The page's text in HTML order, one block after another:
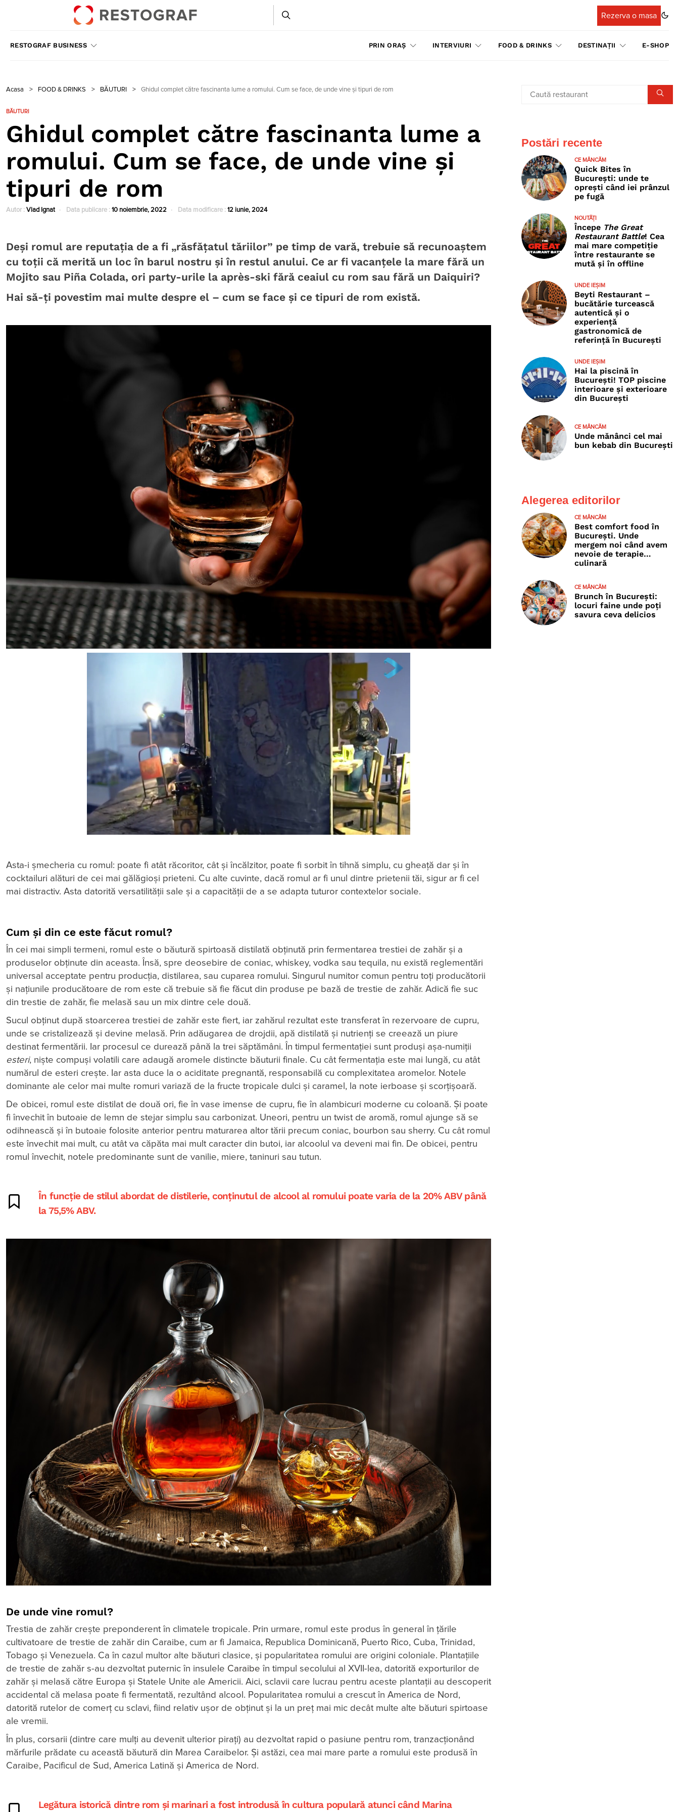
Rezerva o masa
RESTOGRAF BUSINESS PRIN ORAȘ INTERVIURI FOOD & DRINKS DESTINAȚII E-SHOP
Acasa > FOOD & DRINKS > BĂUTURI > Ghidul complet către fascinanta lume a romului. Cum se face, de unde vine și tipuri de rom
BĂUTURI
Ghidul complet către fascinanta lume a
romului. Cum se face, de unde vine și
tipuri de rom
Autor : Vlad Ignat Data publicare : 10 noiembrie, 2022 Data modificare : 12 iunie, 2024
Deși romul are reputația de a fi „răsfățatul tăriilor” pe timp de vară, trebuie să recunoaștem
cu toții că merită un loc în barul nostru și în restul anului. Ce ar fi vacanțele la mare fără un
Mojito sau Piña Colada, ori party-urile la après-ski fără ceaiul cu rom sau fără un Daiquiri?
Hai să-ți povestim mai multe despre el – cum se face și ce tipuri de rom există.
Asta-i șmecheria cu romul: poate fi atât răcoritor, cât și încălzitor, poate fi sorbit în tihnă simplu, cu gheață dar și în
cocktailuri alături de cei mai gălăgioși prieteni. Cu alte cuvinte, dacă romul ar fi unul dintre prietenii tăi, sigur ar fi cel
mai distractiv. Asta datorită versatilității sale și a capacității de a se adapta tuturor contextelor sociale.
Cum și din ce este făcut romul?
În cei mai simpli termeni, romul este o băutură spirtoasă distilată obținută prin fermentarea trestiei de zahăr și a
produselor obținute din aceasta. Însă, spre deosebire de coniac, whiskey, vodka sau tequila, nu există reglementări
universal acceptate pentru producția, distilarea, sau cuparea romului. Singurul numitor comun pentru toți producătorii
și națiunile producătoare de rom este că trebuie să fie făcut din produse pe bază de trestie de zahăr. Adică fie suc
din trestie de zahăr, fie melasă sau un mix dintre cele două.
Sucul obținut după stoarcerea trestiei de zahăr este fiert, iar zahărul rezultat este transferat în rezervoare de cupru,
unde se cristalizează și devine melasă. Prin adăugarea de drojdii, apă distilată și nutrienți se creează un piure
destinat fermentării. Iar procesul ce durează până la trei săptămâni. În timpul fermentației sunt produși așa-numiții
esteri, niște compuși volatili care adaugă aromele distincte băuturii finale. Cu cât fermentația este mai lungă, cu atât
numărul de esteri crește. Iar asta duce la o aciditate pregnantă, responsabilă cu complexitatea aromelor. Notele
dominante ale celor mai multe romuri variază de la fructe tropicale dulci și caramel, la note ierboase și scorțișoară.
De obicei, romul este distilat de două ori, fie în vase imense de cupru, fie în alambicuri moderne cu coloană. Și poate
fi învechit în butoaie de lemn de stejar simplu sau carbonizat. Uneori, pentru un twist de aromă, romul ajunge să se
odihnească și în butoaie folosite anterior pentru maturarea altor tării precum coniac, bourbon sau sherry. Cu cât romul
este învechit mai mult, cu atât va căpăta mai mult caracter din butoi, iar alcoolul va deveni mai fin. De obicei, pentru
romul învechit, notele predominante sunt de vanilie, miere, taninuri sau tutun.
În funcție de stilul abordat de distilerie, conținutul de alcool al romului poate varia de la 20% ABV până
la 75,5% ABV.
De unde vine romul?
Trestia de zahăr crește preponderent în climatele tropicale. Prin urmare, romul este produs în general în țările
cultivatoare de trestie de zahăr din Caraibe, cum ar fi Jamaica, Republica Dominicană, Puerto Rico, Cuba, Trinidad,
Tobago și Venezuela. Ca în cazul multor alte băuturi clasice, și popularitatea romului are origini coloniale. Plantațiile
de trestie de zahăr s-au dezvoltat puternic în insulele Caraibe în timpul secolului al XVII-lea, datorită exporturilor de
zahăr și melasă către Europa și Statele Unite ale Americii. Aici, sclavii care lucrau pentru aceste plantații au descoperit
accidental că melasa poate fi fermentată, rezultând alcool. Popularitatea romului a crescut în America de Nord,
datorită rutelor de comerț cu sclavi, fiind relativ ușor de obținut și la un preț mai mic decât multe alte băuturi spirtoase
ale vremii.
În plus, corsarii (dintre care mulți au devenit ulterior pirați) au dezvoltat rapid o pasiune pentru rom, tranzacționând
mărfurile prădate cu această băutură din Marea Caraibelor. Și astăzi, cea mai mare parte a romului este produsă în
Caraibe, Pacificul de Sud, America Latină și America de Nord.
Legătura istorică dintre rom și marinari a fost introdusă în cultura populară atunci când Marina
Postări recente
CE MÂNCĂM
Quick Bites în
București: unde te
oprești când iei prânzul
pe fugă
NOUTĂȚI
Începe The Great
Restaurant Battle! Cea
mai mare competiție
între restaurante se
mută și în offline
UNDE IEȘIM
Beyti Restaurant –
bucătărie turcească
autentică și o
experiență
gastronomică de
referință în București
UNDE IEȘIM
Hai la piscină în
București! TOP piscine
interioare și exterioare
din București
CE MÂNCĂM
Unde mănânci cel mai
bun kebab din București
Alegerea editorilor
CE MÂNCĂM
Best comfort food în
București. Unde
mergem noi când avem
nevoie de terapie…
culinară
CE MÂNCĂM
Brunch în București:
locuri faine unde poţi
savura ceva delicios